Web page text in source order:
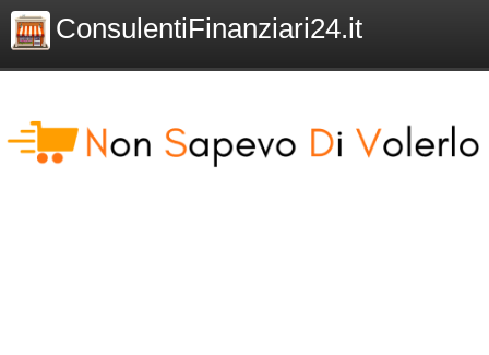
ConsulentiFinanziari24.it